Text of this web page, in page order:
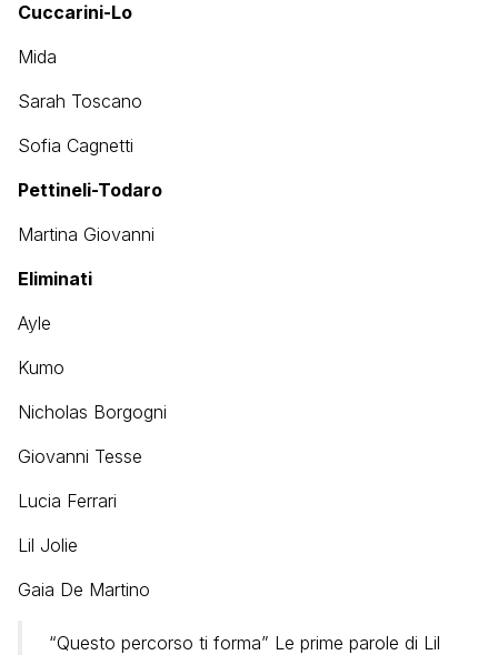
Cuccarini-Lo
Mida
Sarah Toscano
Sofia Cagnetti
Pettineli-Todaro
Martina Giovanni
Eliminati
Ayle
Kumo
Nicholas Borgogni
Giovanni Tesse
Lucia Ferrari
Lil Jolie
Gaia De Martino
“Questo percorso ti forma” Le prime parole di Lil